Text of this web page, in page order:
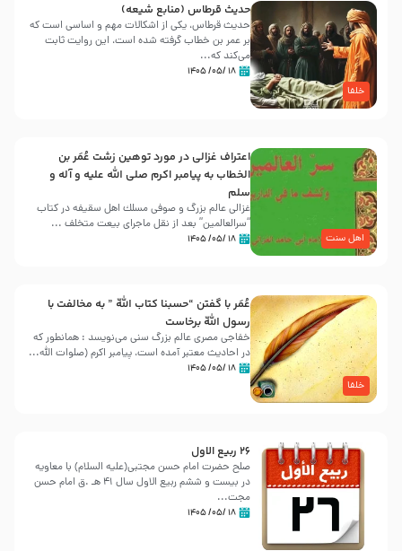
خلفا
حدیث قرطاس (منابع شیعه)
حدیث قرطاس، یکی از اشکالات مهم و اساسی است که
بر عمر بن خطاب گرفته شده است، این روایت ثابت
می‌کند که...
۱۸ /۰۵/ ۱۴۰۵
اهل سنت
اعتراف غزالی در مورد توهین زشت عُمَر بن
الخطاب به پیامبر اکرم صلی الله علیه و آله و
سلم
غزالی عالم بزرگ و صوفی مسلك اهل سقيفه در کتاب
“سرالعالمین” بعد از نقل ماجرای بیعت متخلف ...
۱۸ /۰۵/ ۱۴۰۵
خلفا
عُمَر با گفتن “حسبنا كتاب اللّه ” به مخالفت با
رسول اللّه برخاست
خفاجی مصری عالم بزرگ سنی می‌نویسد : همانطور که
در احادیث معتبر آمده است، پیامبر اکرم (صلوات اللّه...
۱۸ /۰۵/ ۱۴۰۵
26 ربيع الاول
صلح حضرت امام حسن مجتبی(علیه السلام) با معاویه
در بیست و ششم ربیع الاول سال 41 هـ .ق امام حسن
مجت...
۱۸ /۰۵/ ۱۴۰۵